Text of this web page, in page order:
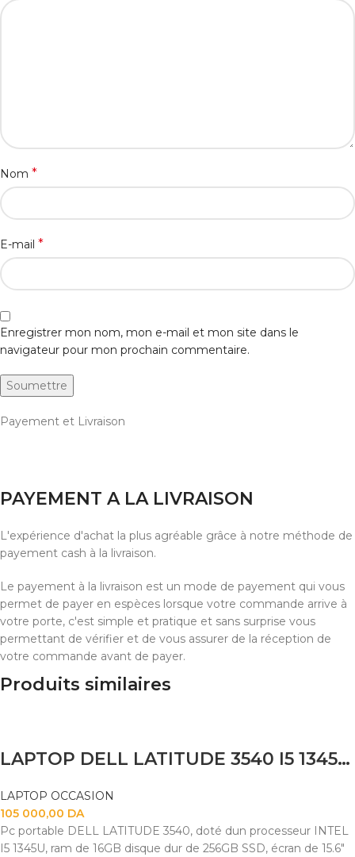
Nom *
E-mail *
Enregistrer mon nom, mon e-mail et mon site dans le
navigateur pour mon prochain commentaire.
Payement et Livraison
PAYEMENT A LA LIVRAISON
L'expérience d'achat la plus agréable grâce à notre méthode de
payement cash à la livraison.
Le payement à la livraison est un mode de payement qui vous
permet de payer en espèces lorsque votre commande arrive à
votre porte, c'est simple et pratique et sans surprise vous
permettant de vérifier et de vous assurer de la réception de
votre commande avant de payer.
Produits similaires
LAPTOP DELL LATITUDE 3540 I5 1345U 16GB 256 SSD 15.6 FHD
LAPTOP OCCASION
105 000,00 DA
Pc portable DELL LATITUDE 3540, doté dun processeur INTEL
I5 1345U, ram de 16GB disque dur de 256GB SSD, écran de 15.6"